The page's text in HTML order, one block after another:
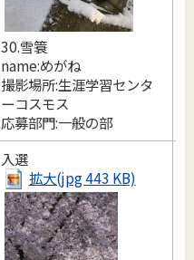
30.雪簑
name:めがね
撮影場所:生涯学習センタ
ーコスモス
応募部門:一般の部
入選
拡大(jpg 443 KB)